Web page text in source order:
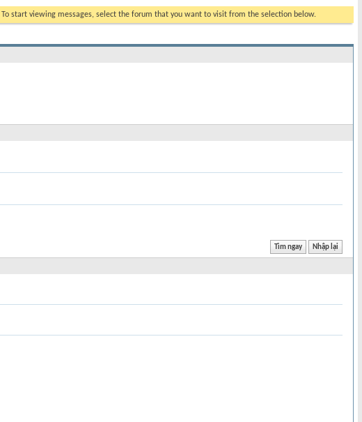
start viewing messages, select the forum that you want to visit from the selection below.